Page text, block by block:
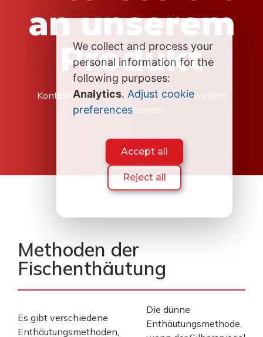
an unserem
Produkt
Kontaktieren Sie uns noch heute für weitere
Informationen
Methoden der
Fischenthäutung
Es gibt verschiedene
Enthäutungsmethoden,
Die dünne
Enthäutungsmethode,
We collect and process your
personal information for the
following purposes:
Analytics. Adjust cookie
preferences
Accept all
Reject all